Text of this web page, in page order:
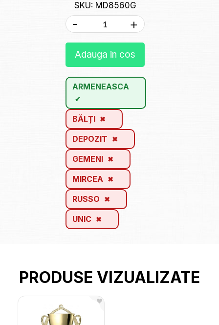
SKU: MD8560G
- +
Adauga in cos
ARMENEASCA
BĂLȚI
DEPOZIT
GEMENI
MIRCEA
RUSSO
UNIC
PRODUSE VIZUALIZATE